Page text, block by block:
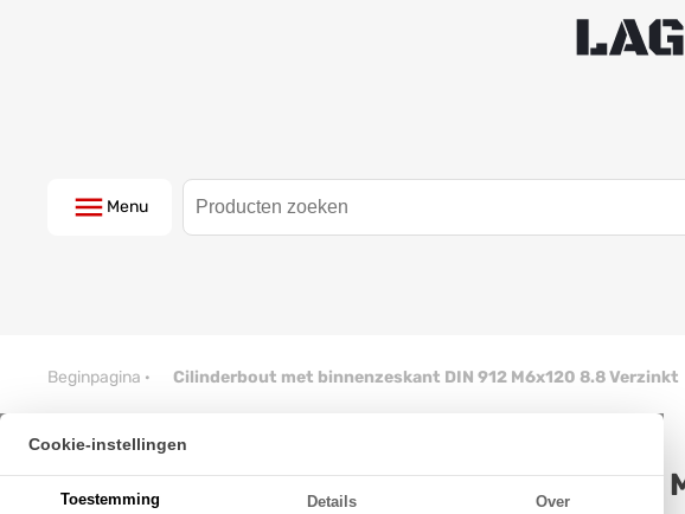
Menu
Beginpagina · Cilinderbout met binnenzeskant DIN 912 M6x120 8.8 Verzinkt
Cookie-instellingen
Toestemming Details Over
Cilinderbout met binnenzeskant DIN 912